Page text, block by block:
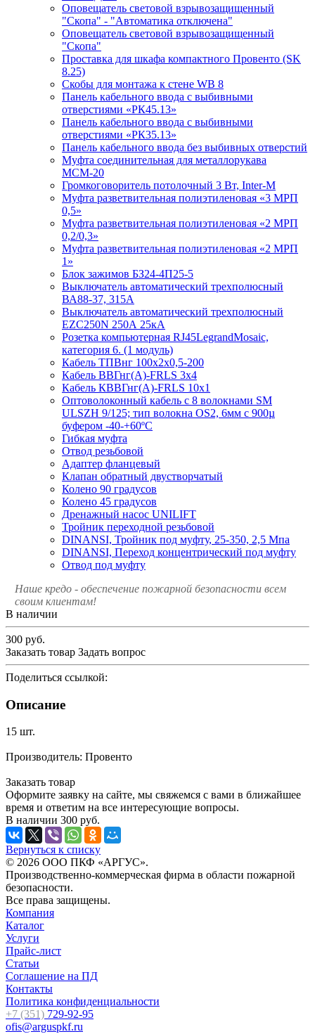
Оповещатель световой взрывозащищенный
"Скопа" - "Автоматика отключена"
Оповещатель световой взрывозащищенный
"Скопа"
Проставка для шкафа компактного Провенто (SK
8.25)
Скобы для монтажа к стене WB 8
Панель кабельного ввода с выбивными
отверстиями «РК45.13»
Панель кабельного ввода с выбивными
отверстиями «РК35.13»
Панель кабельного ввода без выбивных отверстий
Муфта соединительная для металлорукава
МСМ-20
Громкоговоритель потолочный 3 Вт, Inter-M
Муфта разветвительная полиэтиленовая «3 МРП
0,5»
Муфта разветвительная полиэтиленовая «2 МРП
0,2/0,3»
Муфта разветвительная полиэтиленовая «2 МРП
1»
Блок зажимов БЗ24-4П25-5
Выключатель автоматический трехполюсный
ВА88-37, 315А
Выключатель автоматический трехполюсный
EZC250N 250А 25кА
Розетка компьютерная RJ45LegrandMosaic,
категория 6. (1 модуль)
Кабель ТПВнг 100х2х0,5-200
Кабель ВВГнг(А)-FRLS 3х4
Кабель КВВГнг(А)-FRLS 10х1
Оптоволоконный кабель с 8 волокнами SM
ULSZH 9/125; тип волокна OS2, 6мм с 900µ
буфером -40-+60ºC
Гибкая муфта
Отвод резьбовой
Адаптер фланцевый
Клапан обратный двустворчатый
Колено 90 градусов
Колено 45 градусов
Дренажный насос UNILIFT
Тройник переходной резьбовой
DINANSI, Тройник под муфту, 25-350, 2,5 Мпа
DINANSI, Переход концентрический под муфту
Отвод под муфту
Наше кредо - обеспечение пожарной безопасности всем
своим клиентам!
В наличии
300 руб.
Заказать товар Задать вопрос
Поделиться ссылкой:
Описание
15 шт.
Производитель: Провенто
Заказать товар
Оформите заявку на сайте, мы свяжемся с вами в ближайшее
время и ответим на все интересующие вопросы.
В наличии 300 руб.
Вернуться к списку
© 2026 ООО ПКФ «АРГУС».
Производственно-коммерческая фирма в области пожарной
безопасности.
Все права защищены.
Компания
Каталог
Услуги
Прайс-лист
Статьи
Соглашение на ПД
Контакты
Политика конфиденциальности
+7 (351) 729-92-95
ofis@arguspkf.ru